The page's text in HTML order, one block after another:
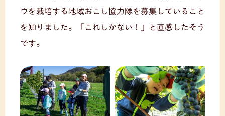
ウを栽培する地域おこし協力隊を募集していること
を知りました。「これしかない！」と直感したそう
です。